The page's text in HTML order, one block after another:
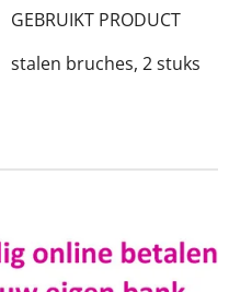
GEBRUIKT PRODUCT
stalen bruches, 2 stuks